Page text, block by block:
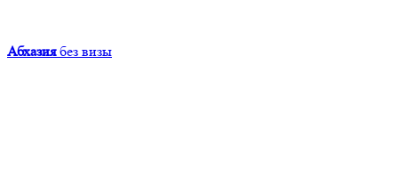
Абхазия без визы